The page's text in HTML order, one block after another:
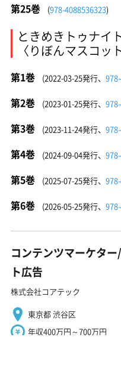
第25巻 (978-4088536323)
ときめきトゥナイ
〈りぼんマスコッ
第1巻 (2022-03-25発行、
第2巻 (2023-01-25発行、
第3巻 (2023-11-24発行、
第4巻 (2024-09-04発行、
第5巻 (2025-07-25発行、
第6巻 (2026-05-25発行、
コンテンツマーケタ
ト広告
株式会社コアテック
東京都 渋谷区
年収400万円～700万円